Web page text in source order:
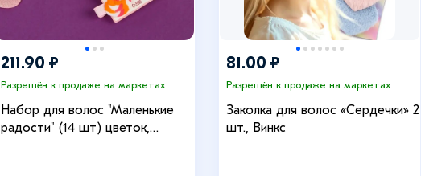
211.90 ₽
Разрешён к продаже на маркетах
Набор для волос "Маленькие
радости" (14 шт) цветок,
81.00 ₽
Разрешён к продаже на маркетах
Заколка для волос «Сердечки» 2
шт., Винкс